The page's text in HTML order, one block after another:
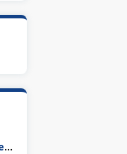
PT Garuda Daya Pratama Sejahtera